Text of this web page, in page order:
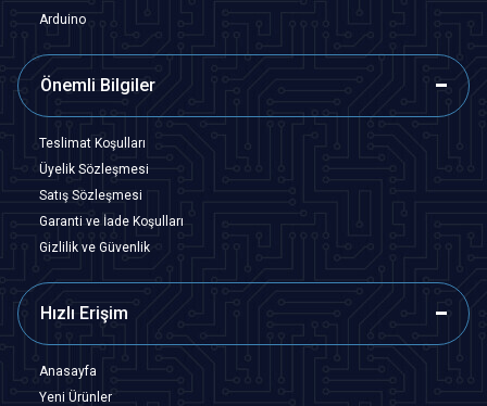
Arduino
Önemli Bilgiler
Teslimat Koşulları
Üyelik Sözleşmesi
Satış Sözleşmesi
Garanti ve İade Koşulları
Gizlilik ve Güvenlik
Hızlı Erişim
Anasayfa
Yeni Ürünler